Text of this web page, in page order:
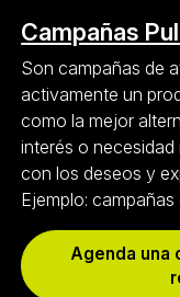
Campañas
Son campañas de
activamente un
como la mejor
interés o necesidad
con los deseos y
Ejemplo: campañas
Agenda una